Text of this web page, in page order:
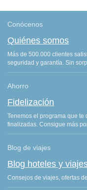
Conócenos
Quiénes somos
Más de 500.000 clientes
seguridad y garantía. Sin
Ahorro
Fidelización
Tenemos el programa que te
finalizadas. Consigue más
Blog de viajes
Blog hoteles y
Consejos de viajes, ofertas